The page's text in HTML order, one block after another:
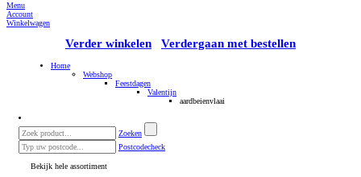
Menu
Account
Winkelwagen
Verder winkelen Verdergaan met bestellen
Home
Webshop
Feestdagen
Valentijn
aardbeienvlaai
Zoeken
Postcodecheck
Bekijk hele assortiment